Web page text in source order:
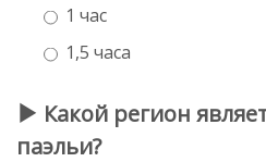
1 час
1,5 часа
Какой регион
паэльи?